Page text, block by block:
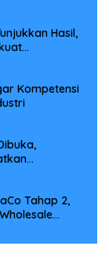
Hasil,
Kompetensi
Tahap 2,